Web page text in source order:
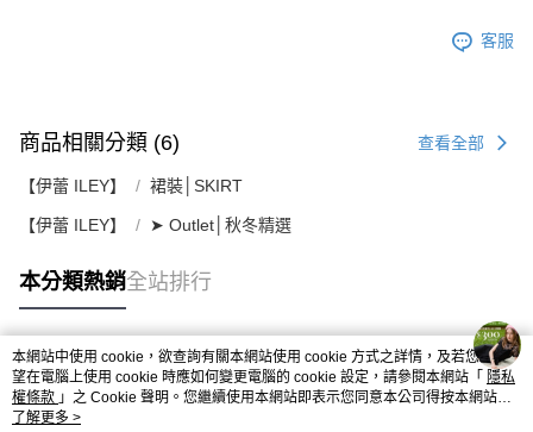
客服
商品相關分類 (6) 查看全部
【伊蕾 ILEY】 裙裝│SKIRT
【伊蕾 ILEY】 ➤ Outlet│秋冬精選
本分類熱銷全站排行
熱門標籤
本網站中使用 cookie，欲查詢有關本網站使用 cookie 方式之詳情，及若您不希
望在電腦上使用 cookie 時應如何變更電腦的 cookie 設定，請參閱本網站「 隱私
權條款 」之 Cookie 聲明。您繼續使用本網站即表示您同意本公司得按本網站使
用條款之 Cookie 聲明使用 cookie。
了解更多 >